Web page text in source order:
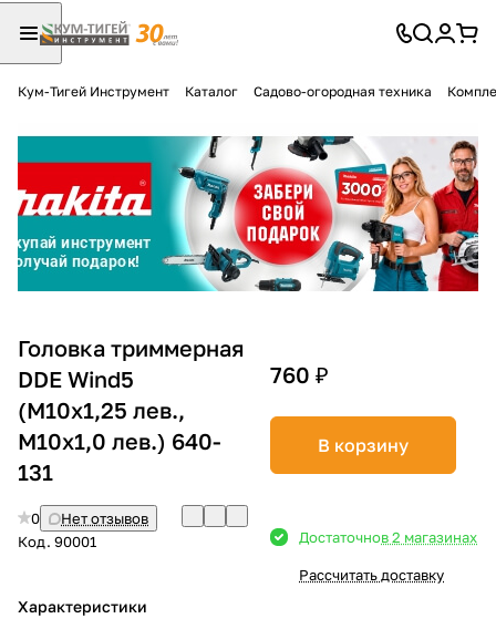
Кум-Тигей Инструмент Каталог Садово-огородная техника
Головка триммерная
DDE Wind5
(М10х1,25 лев.,
М10х1,0 лев.) 640-
131
0
Нет отзывов
Код. 90001
Характеристики
760 ₽
В корзину
Достаточнов 2 магазинах
Рассчитать доставку
Разбейте
оплатуна части
без переплат
График платежей
Сегодня
25%
Добавляйте товары